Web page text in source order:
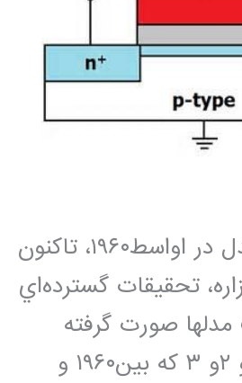
ﺍﺯ ﺍﺭﺍﺋﺔ ﺍﻭﻟﻴﻦ ﻣﺪﻝ ﺩﺭ ﺍﻭﺍﺳﻂ۱۹۶۰، ﺗﺎﻛﻨﻮﻥ
ﺗﺤﻘﻴﻘﺎﺕ ﮔﺴﺘﺮﺩﻩﺍﻱ
ﻣﺪﻟﻬﺎ ﺻﻮﺭﺕ ﮔﺮﻓﺘﻪ
ﺍﺳﺖ. ﻣﺪﻟﻬﺎﻱ ۱ﻭ ۲ﻭ ۳ ﻛﻪ ﺑﻴﻦ۱۹۶۰ ﻭ